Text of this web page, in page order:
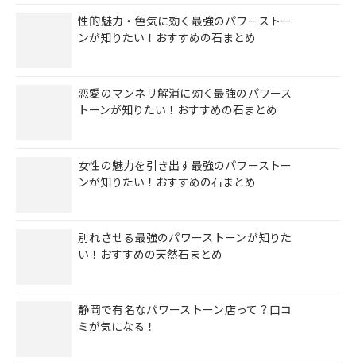
性的魅力・色気に効く最強のパワーストー
ンが知りたい！おすすめの石まとめ
恋愛のマンネリ解消に効く最強のパワース
トーンが知りたい！おすすめの石まとめ
女性の魅力を引き出す最強のパワーストー
ンが知りたい！おすすめの石まとめ
別れさせる最強のパワーストーンが知りた
い！おすすめの天然石まとめ
静岡で有名なパワーストーン店って？口コ
ミが気になる！